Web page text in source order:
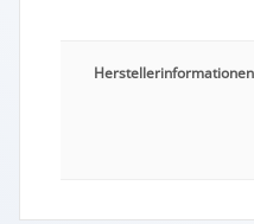
Herstellerinformationen